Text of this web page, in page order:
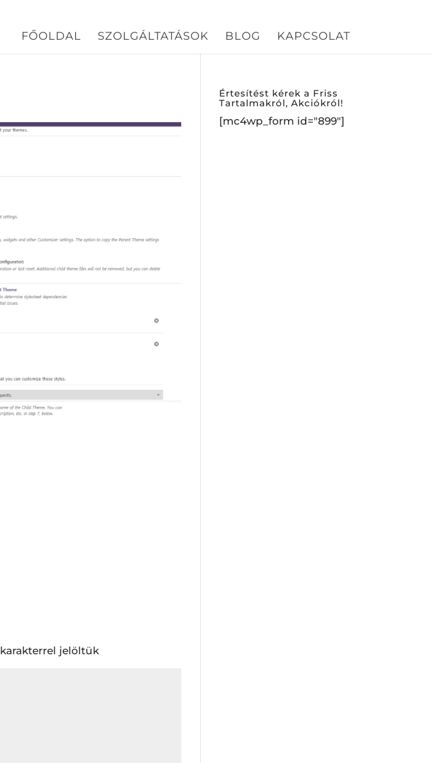
FŐOLDAL SZOLGÁLTATÁSOK BLOG KAPCSOLAT
karakterrel jelöltük
Értesítést kérek a Friss
Tartalmakról, Akciókról!
[mc4wp_form id="899"]